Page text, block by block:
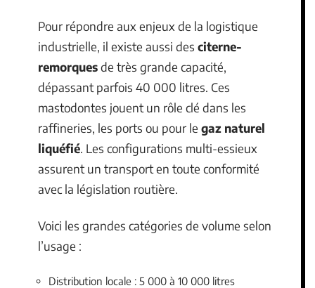
Pour répondre aux enjeux de la logistique
industrielle, il existe aussi des citerne-
remorquesde très grande capacité,
dépassant parfois 40 000 litres. Ces
mastodontes jouent un rôle clé dans les
raffineries, les ports ou pour le gaz naturel
liquéfié. Les configurations multi-essieux
assurent un transport en toute conformité
avec la législation routière.
Voici les grandes catégories de volume selon
l’usage :
Distribution locale : 5 000 à 10 000 litres